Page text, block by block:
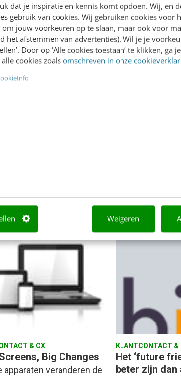
dat je inspiratie en kennis komt opdoen. Wij, en
gebruik van cookies. Wij gebruiken cookies voor
om jouw voorkeuren op te slaan, maar ook voor
het afstemmen van advertenties). Wil je je
Door op ‘Alle cookies toestaan’ te klikken, ga
cookies zoals omschreven in onze
Weigeren
webdesign:
13 jaar geleden
KLANTCONTACT &
Noraly Oonk 14
& CX
Big Changes
apparaten veranderen de
KLANTCONTACT &
Het ‘future
beter zijn dan